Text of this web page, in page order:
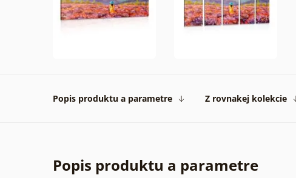
Popis produktu a parametre Z rovnakej kolekcie
Popis produktu a parametre